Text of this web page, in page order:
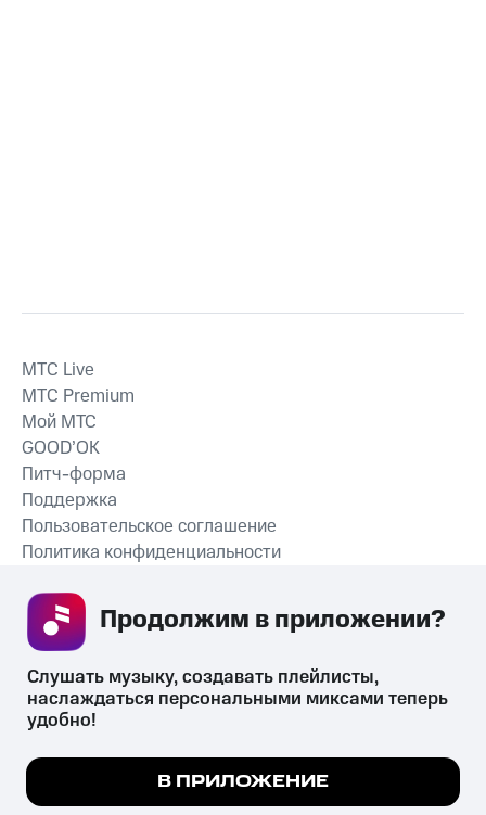
СКАЧАТЬ ПРИЛОЖЕНИЕ
MTС Live
MTС Premium
Мой МТС
GOOD’OK
Питч-форма
Поддержка
Пользовательское соглашение
Политика конфиденциальности
психотропных веществ, их аналогов причиняет вред здоровью,
их незаконный оборот запрещён и влечёт установленную
законодательством ответственность.
Мы используем куки, чтобы на сайте все
Подробнее
Слушать музыку, создавать плейлисты,
наслаждаться персональными миксами теперь
удобно!
В ПРИЛОЖЕНИЕ